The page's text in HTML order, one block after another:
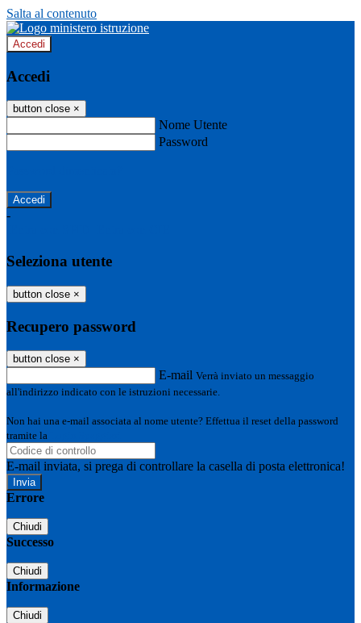
Salta al contenuto
Accedi
Accedi
button close ×
Nome Utente
Password
-
Seleziona utente
button close ×
Recupero password
button close ×
E-mail Verrà inviato un messaggio
all'indirizzo indicato con le istruzioni necessarie.
Non hai una e-mail associata al nome utente? Effettua il reset della password
tramite la
E-mail inviata, si prega di controllare la casella di posta elettronica!
Errore
Chiudi
Successo
Chiudi
Informazione
Chiudi